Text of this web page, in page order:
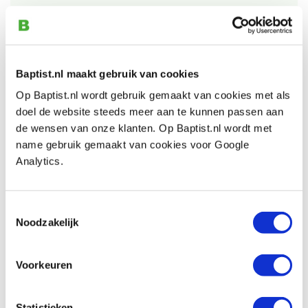
Baptist.nl maakt gebruik van cookies
Op Baptist.nl wordt gebruik gemaakt van cookies met als
doel de website steeds meer aan te kunnen passen aan
de wensen van onze klanten. Op Baptist.nl wordt met
name gebruik gemaakt van cookies voor Google
Analytics.
Noodzakelijk
Voorkeuren
Holpijp Ø 13 mm
Produktnummer: 6657403
€ 11,75 inkl. MwSt